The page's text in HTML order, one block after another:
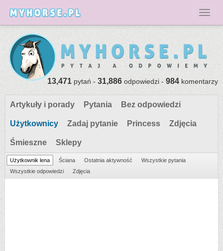
13,471pytań -31,886odpowiedzi -984komentarzy
Artykuły i porady Pytania Bez odpowiedzi
Użytkownicy Zadaj pytanie Princess Zdjęcia
Śmieszne Sklepy
Użytkownik lena Ściana Ostatnia aktywność
Wszystkie pytania
Wszystkie odpowiedzi
Zdjęcia